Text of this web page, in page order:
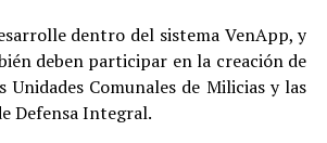
dentro del sistema VenApp, y
deben participar en la creación de
Unidades Comunales de Milicias y las
Defensa Integral.